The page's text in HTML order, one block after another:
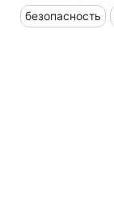
безопасность